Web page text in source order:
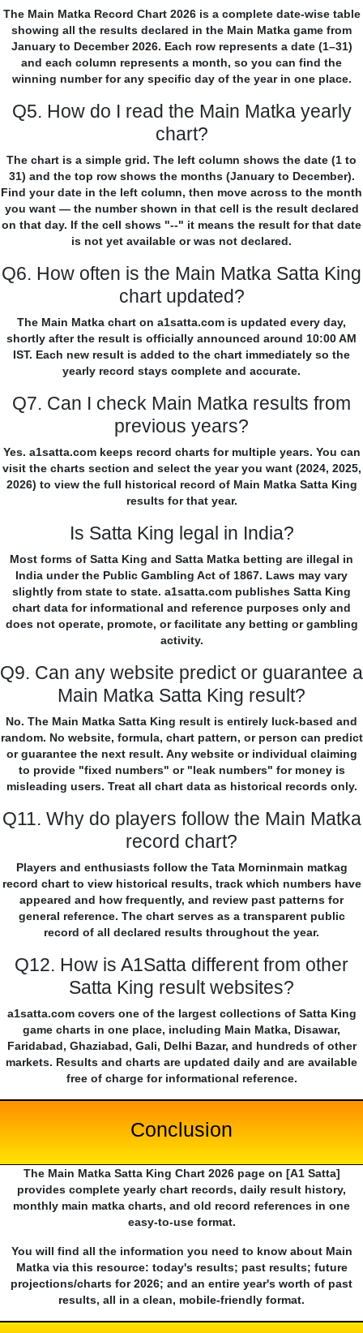
The Main Matka Record Chart 2026 is a complete date-wise table
showing all the results declared in the Main Matka game from
January to December 2026. Each row represents a date (1–31)
and each column represents a month, so you can find the
winning number for any specific day of the year in one place.
Q5. How do I read the Main Matka yearly
chart?
The chart is a simple grid. The left column shows the date (1 to
31) and the top row shows the months (January to December).
Find your date in the left column, then move across to the month
you want — the number shown in that cell is the result declared
on that day. If the cell shows "--" it means the result for that date
is not yet available or was not declared.
Q6. How often is the Main Matka Satta King
chart updated?
The Main Matka chart on a1satta.com is updated every day,
shortly after the result is officially announced around 10:00 AM
IST. Each new result is added to the chart immediately so the
yearly record stays complete and accurate.
Q7. Can I check Main Matka results from
previous years?
Yes. a1satta.com keeps record charts for multiple years. You can
visit the charts section and select the year you want (2024, 2025,
2026) to view the full historical record of Main Matka Satta King
results for that year.
Is Satta King legal in India?
Most forms of Satta King and Satta Matka betting are illegal in
India under the Public Gambling Act of 1867. Laws may vary
slightly from state to state. a1satta.com publishes Satta King
chart data for informational and reference purposes only and
does not operate, promote, or facilitate any betting or gambling
activity.
Q9. Can any website predict or guarantee a
Main Matka Satta King result?
No. The Main Matka Satta King result is entirely luck-based and
random. No website, formula, chart pattern, or person can predict
or guarantee the next result. Any website or individual claiming
to provide "fixed numbers" or "leak numbers" for money is
misleading users. Treat all chart data as historical records only.
Q11. Why do players follow the Main Matka
record chart?
Players and enthusiasts follow the Tata Morninmain matkag
record chart to view historical results, track which numbers have
appeared and how frequently, and review past patterns for
general reference. The chart serves as a transparent public
record of all declared results throughout the year.
Q12. How is A1Satta different from other
Satta King result websites?
a1satta.com covers one of the largest collections of Satta King
game charts in one place, including Main Matka, Disawar,
Faridabad, Ghaziabad, Gali, Delhi Bazar, and hundreds of other
markets. Results and charts are updated daily and are available
free of charge for informational reference.
Conclusion
The Main Matka Satta King Chart 2026 page on [A1 Satta]
provides complete yearly chart records, daily result history,
monthly main matka charts, and old record references in one
easy-to-use format.
You will find all the information you need to know about Main
Matka via this resource: today's results; past results; future
projections/charts for 2026; and an entire year's worth of past
results, all in a clean, mobile-friendly format.